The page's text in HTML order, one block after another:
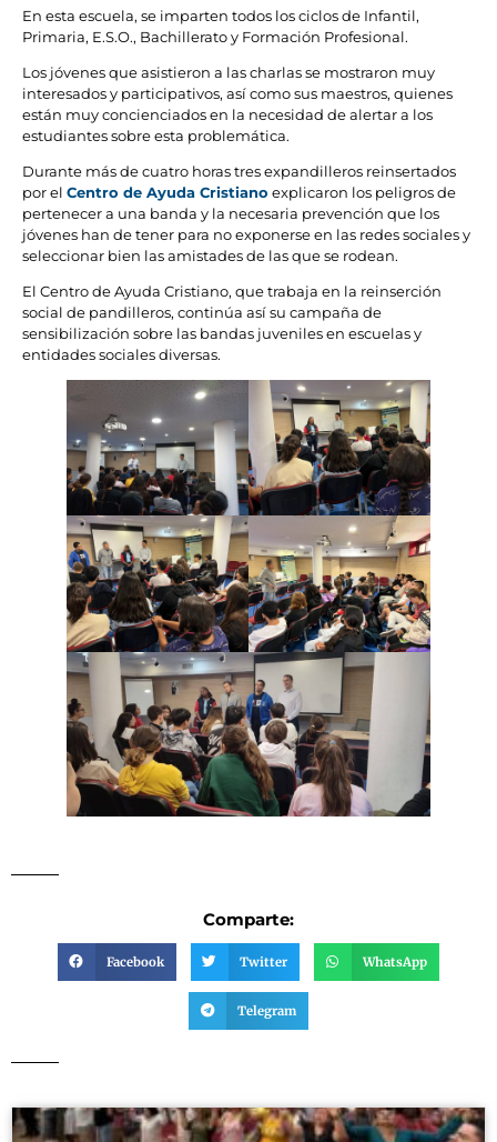
En esta escuela, se imparten todos los ciclos de Infantil,
Primaria, E.S.O., Bachillerato y Formación Profesional.
Los jóvenes que asistieron a las charlas se mostraron muy
interesados y participativos, así como sus maestros, quienes
están muy concienciados en la necesidad de alertar a los
estudiantes sobre esta problemática.
Durante más de cuatro horas tres expandilleros reinsertados
por el Centro de Ayuda Cristiano explicaron los peligros de
pertenecer a una banda y la necesaria prevención que los
jóvenes han de tener para no exponerse en las redes sociales y
seleccionar bien las amistades de las que se rodean.
El Centro de Ayuda Cristiano, que trabaja en la reinserción
social de pandilleros, continúa así su campaña de
sensibilización sobre las bandas juveniles en escuelas y
entidades sociales diversas.
Comparte:
Facebook Twitter WhatsApp
Telegram